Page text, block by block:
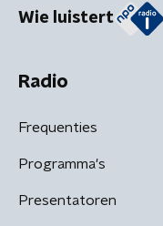
Wie luistert
Radio
Frequenties
Programma's
Presentatoren